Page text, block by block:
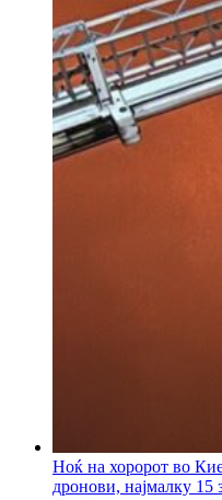
Ноќ на хоророт во
дронови, најмалку